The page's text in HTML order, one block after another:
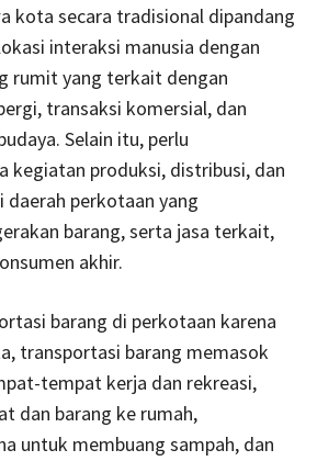
kota secara tradisional dipandang
interaksi manusia dengan
rumit yang terkait dengan
transaksi komersial, dan
Selain itu, perlu
kegiatan produksi, distribusi, dan
perkotaan yang
barang, serta jasa terkait,
akhir.
barang di perkotaan karena
transportasi barang memasok
tempat kerja dan rekreasi,
dan barang ke rumah,
untuk membuang sampah, dan